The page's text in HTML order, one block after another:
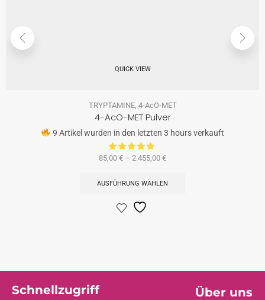
QUICK VIEW
TRYPTAMINE, 4-AcO-MET
4-AcO-MET Pulver
9 Artikel wurden in den letzten 3 hours verkauft
85,00 € – 2.455,00 €
AUSFÜHRUNG WÄHLEN
Schnellzugriff Über uns